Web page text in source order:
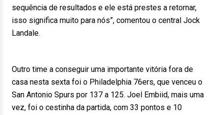
sequência de resultados e ele está prestes a retornar,
isso significa muito para nós”, comentou o central Jock
Landale.
Outro time a conseguir uma importante vitória fora de
casa nesta sexta foi o Philadelphia 76ers, que venceu o
San Antonio Spurs por 137 a 125. Joel Embiid, mais uma
vez, foi o cestinha da partida, com 33 pontos e 10